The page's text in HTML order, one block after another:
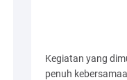
Kegiatan yang
penuh